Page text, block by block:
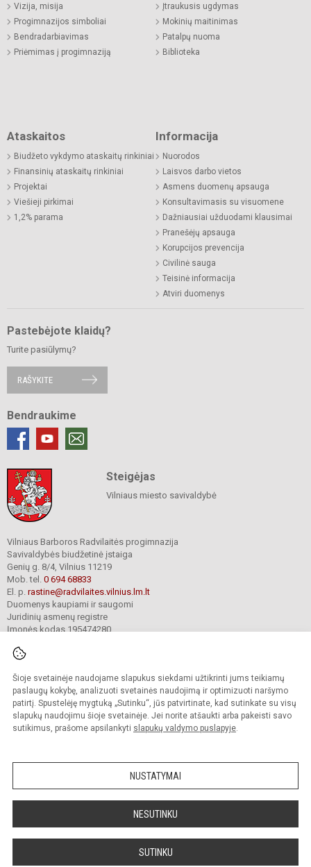
Šioje svetainėje naudojame slapukus siekdami užtikrinti jums teikiamų
paslaugų kokybę, analizuoti svetainės naudojimą ir optimizuoti naršymo
patirtį. Spustelėję mygtuką „Sutinku“, jūs patvirtinate, kad sutinkate su visų
slapukų naudojimu šioje svetainėje. Jei norite atšaukti arba pakeisti savo
sutikimus, prašome apsilankyti slapukų valdymo puslapyje.
NUSTATYMAI
NESUTINKU
SUTINKU
Vizija, misija
Progimnazijos simboliai
Bendradarbiavimas
Priėmimas į progimnaziją
Įtraukusis ugdymas
Mokinių maitinimas
Patalpų nuoma
Biblioteka
Ataskaitos
Biudžeto vykdymo ataskaitų rinkiniai
Finansinių ataskaitų rinkiniai
Projektai
Viešieji pirkimai
1,2% parama
Informacija
Nuorodos
Laisvos darbo vietos
Asmens duomenų apsauga
Konsultavimasis su visuomene
Dažniausiai užduodami klausimai
Pranešėjų apsauga
Korupcijos prevencija
Civilinė sauga
Teisinė informacija
Atviri duomenys
Pastebėjote klaidų?
Turite pasiūlymų?
RAŠYKITE
Bendraukime
Steigėjas
Vilniaus miesto savivaldybė
Vilniaus Barboros Radvilaitės progimnazija
Savivaldybės biudžetinė įstaiga
Genių g. 8/4, Vilnius 11219
Mob. tel. 0 694 68833
El. p. rastine@radvilaites.vilnius.lm.lt
Duomenys kaupiami ir saugomi
Juridinių asmenų registre
Įmonės kodas 195474280
© 2023. Vilniaus Barboros Radvilaitės progimnazija. Visos teisės saugomos.
Kopijuoti turinį be raštiško įstaigos administracijos sutikimo griežtai draudžiama.
Prieinamumo paraiška Slapukų valdymas
Sumanus būdas atnaujinti